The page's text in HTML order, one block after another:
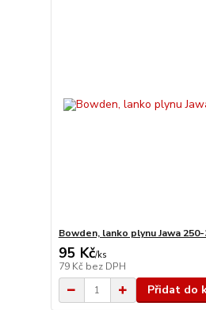
Bowden, lanko plynu Jawa
95 Kč/ks
79 Kč bez DPH
Přidat do